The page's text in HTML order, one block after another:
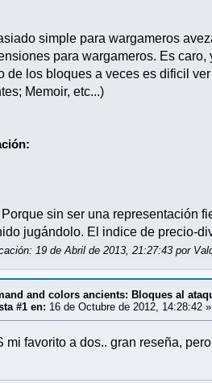
simple para wargameros
para wargameros. Es
de los bloques a veces es dificil
Memoir, etc...)
Porque sin ser una representación
jugándolo. El indice de precio-
19 de Abril de 2013, 21:27:43 por
and colors ancients: Bloques al
#1 en: 16 de Octubre de 2012, 14:28:42 »
mi favorito a dos.. gran reseña,